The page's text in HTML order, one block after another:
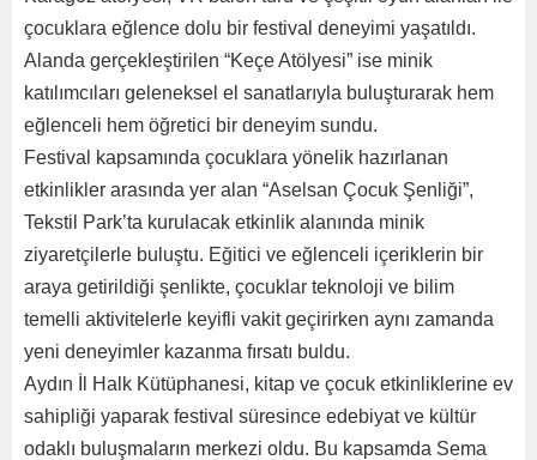
çocuklara eğlence dolu bir festival deneyimi yaşatıldı.
Alanda gerçekleştirilen “Keçe Atölyesi” ise minik
katılımcıları geleneksel el sanatlarıyla buluşturarak hem
eğlenceli hem öğretici bir deneyim sundu.
Festival kapsamında çocuklara yönelik hazırlanan
etkinlikler arasında yer alan “Aselsan Çocuk Şenliği”,
Tekstil Park’ta kurulacak etkinlik alanında minik
ziyaretçilerle buluştu. Eğitici ve eğlenceli içeriklerin bir
araya getirildiği şenlikte, çocuklar teknoloji ve bilim
temelli aktivitelerle keyifli vakit geçirirken aynı zamanda
yeni deneyimler kazanma fırsatı buldu.
Aydın İl Halk Kütüphanesi, kitap ve çocuk etkinliklerine ev
sahipliği yaparak festival süresince edebiyat ve kültür
odaklı buluşmaların merkezi oldu. Bu kapsamda Sema